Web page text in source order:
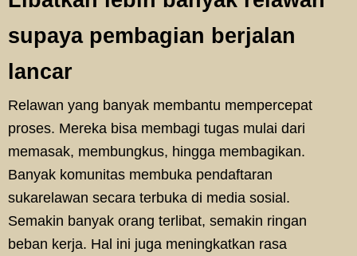
supaya pembagian berjalan
lancar
Relawan yang banyak membantu mempercepat
proses. Mereka bisa membagi tugas mulai dari
memasak, membungkus, hingga membagikan.
Banyak komunitas membuka pendaftaran
sukarelawan secara terbuka di media sosial.
Semakin banyak orang terlibat, semakin ringan
beban kerja. Hal ini juga meningkatkan rasa